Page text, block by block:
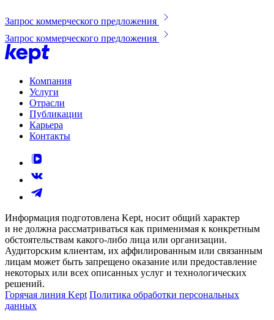
Запрос коммерческого предложения
Запрос коммерческого предложения
Компания
Услуги
Отрасли
Публикации
Карьера
Контакты
Информация подготовлена Kept, носит общий характер
и не должна рассматриваться как применимая к конкретным
обстоятельствам какого-либо лица или организации.
Аудиторским клиентам, их аффилированным или связанным
лицам может быть запрещено оказание или предоставление
некоторых или всех описанных услуг и технологических
решений.
Горячая линия Kept Политика обработки персональных
данных